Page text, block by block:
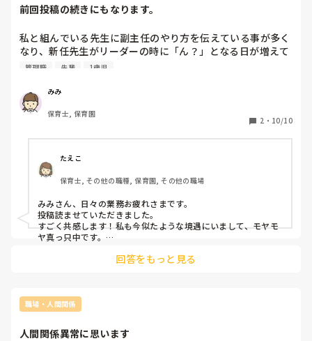
前回投稿の続きにもなります。
私と組んでいる先生に副主任のやり方を伝えている事が多く
なり、新任先生がリーダーの時に「ん？」となる日が増えて
きています。日誌などの書類の書き方や、園児のまとめ方な
子ども達が過ごしていたのが崩れ最近は荒れてきています。
恐らく子ども達も困惑していると思います。大まかには変わ
っていないのですが、子ども達の特性からじっとして過ごす
事が苦手な子が多いのでパッと次の活動に入ったり、少し時
間が必要かもなと感じた時は玩具（2種類）出しています。
でも副主任は、1つの活動？行動？前に座らせて絵本を読ん
でいます。一区切りで読んでいるのだとは思いますが、それ
が何度も。私はその方法が駄目だとは思いませんが、クラス
います。
前回投稿した内容の休憩回しや、新任先生への指導などまる
で『副主任の行ってきたやり方が正しいから、やってね』と
していますが、良い回答は得られていません。何となく理解
思います。
イライラして同じ早番や遅番になる事、部屋にはいって頂く
事もありますし、ましてや年上の男性保育士なので言い返せ
管理職 先輩 1歳児
みみ
保育士, 保育園
2 ・ 10/10
たえこ
保育士, その他の職種, 保育園, その他の職場
みみさん、日々の業務お疲れさまです。
投稿読ませていただきました。
すごく共感します！私も今似たような境遇にいまして、モヤモ
ヤ真っ只中です。
してしまい、どうしたらいいだろうと園長と相談しました。す
案であると。
どうなるかわかりませんが、まずは相談して良かったのかなと
回答をもっと見る
職場・人間関係
人間関係異常に思います